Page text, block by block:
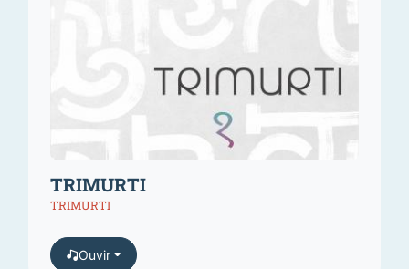
TRIMURTI
TRIMURTI
Ouvir